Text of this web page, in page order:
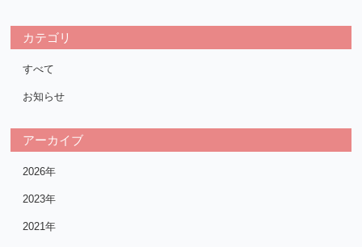
カテゴリ
すべて
お知らせ
アーカイブ
2026年
2023年
2021年